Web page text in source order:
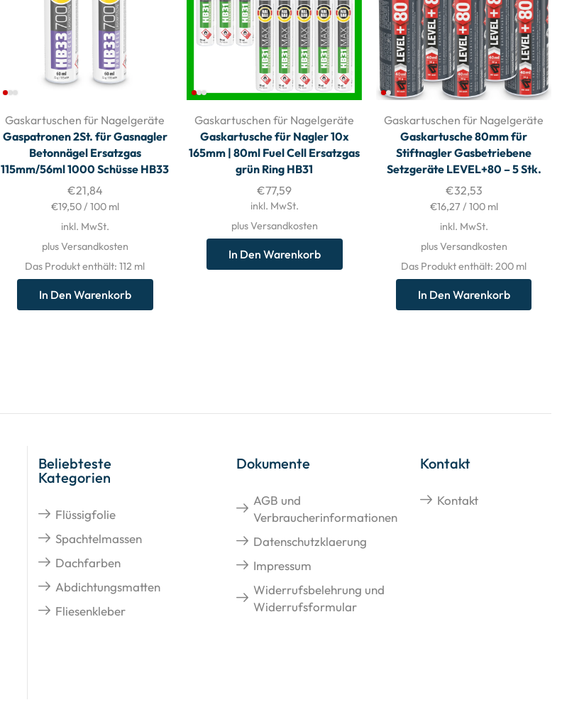
Gaskartuschen für Nagelgeräte
Gaspatronen 2St. für Gasnagler
Betonnägel Ersatzgas
115mm/56ml 1000 Schüsse HB33
€21,84
€19,50/ 100 ml
inkl. MwSt.
plus Versandkosten
Das Produkt enthält: 112 ml
In Den Warenkorb
Gaskartuschen für Nagelgeräte
Gaskartusche für Nagler 10x
165mm | 80ml Fuel Cell Ersatzgas
grün Ring HB31
€77,59
inkl. MwSt.
plus Versandkosten
In Den Warenkorb
Gaskartuschen für Nagelgeräte
Gaskartusche 80mm für
Stiftnagler Gasbetriebene
Setzgeräte LEVEL+80 – 5 Stk.
€32,53
€16,27 / 100 ml
inkl. MwSt.
plus Versandkosten
Das Produkt enthält: 200 ml
In Den Warenkorb
Beliebteste
Kategorien
Flüssigfolie
Spachtelmassen
Dachfarben
Abdichtungsmatten
Fliesenkleber
Dokumente
AGB und
Verbraucherinformationen
Datenschutzklaerung
Impressum
Widerrufsbelehrung und
Widerrufsformular
Kontakt
Kontakt